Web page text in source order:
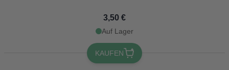
3,50 €
Auf Lager
KAUFEN